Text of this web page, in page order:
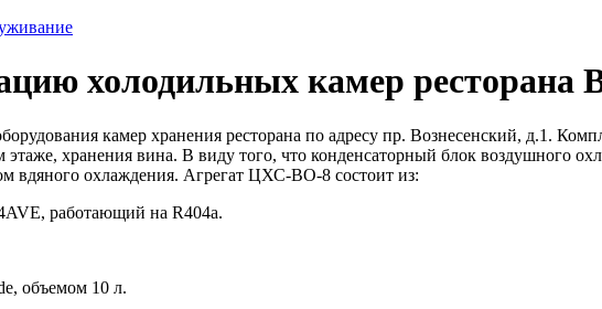
холодильных камер ресторана
камер хранения ресторана по адресу пр. Вознесенский, д.1.
хранения вина. В виду того, что конденсаторный блок воздушного
вдяного охлаждения. Агрегат ЦХС-ВО-8 состоит из:
работающий на R404a.
объемом 10 л.